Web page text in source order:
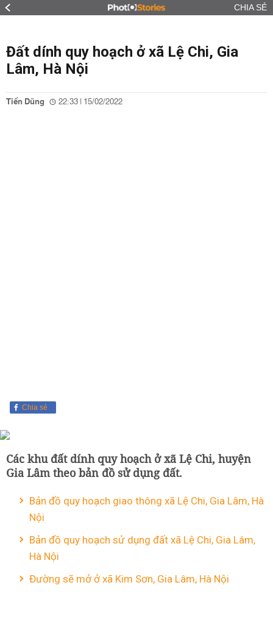
CHIA SẺ
Đất dính quy hoạch ở xã Lệ Chi, Gia
Lâm, Hà Nội
Tiến Dũng 22:33 | 15/02/2022
Chia sẻ
Các khu đất dính quy hoạch ở xã Lệ Chi, huyện
Gia Lâm theo bản đồ sử dụng đất.
Bản đồ quy hoạch giao thông xã Lệ Chi, Gia Lâm, Hà
Nội
Bản đồ quy hoạch sử dụng đất xã Lệ Chi, Gia Lâm,
Hà Nội
Đường sẽ mở ở xã Kim Sơn, Gia Lâm, Hà Nội